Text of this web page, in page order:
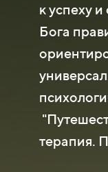
к успеху
Бога
терапия.